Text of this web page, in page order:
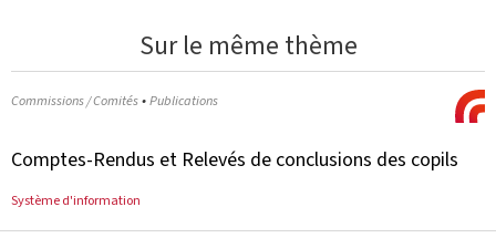
Sur le même thème
Commissions / Comités•Publications
Comptes-Rendus et Relevés de conclusions des copils
Système d'information